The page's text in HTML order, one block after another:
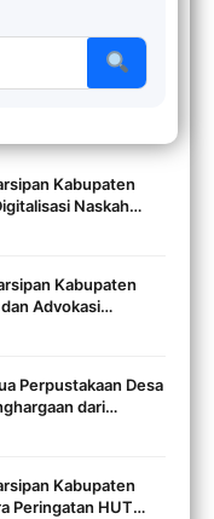
Kabupaten
Naskah
Kabupaten
Advokasi
2026
Perpustakaan Desa
dari
SIM Transformasi
Kabupaten
Peringatan HUT